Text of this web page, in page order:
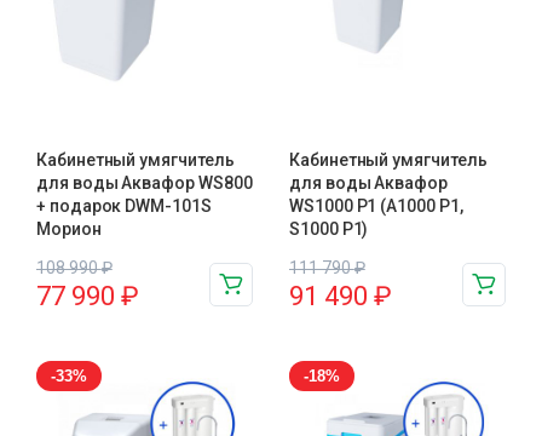
Кабинетный умягчитель
для воды Аквафор WS800
+ подарок DWM-101S
Морион
108 990₽
77 990 ₽
Кабинетный умягчитель
для воды Аквафор
WS1000 P1 (А1000 P1,
S1000 P1)
111 790₽
91 490 ₽
-33% -18%